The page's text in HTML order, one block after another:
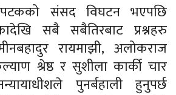
संसद विघटन भएपछि
सबै सबैतिरबाट प्रश्नहरु
रायमाझी, अलोकराज
श्रेष्ठ र सुशीला कार्की चार
पुनर्बहाली हुनुपर्छ